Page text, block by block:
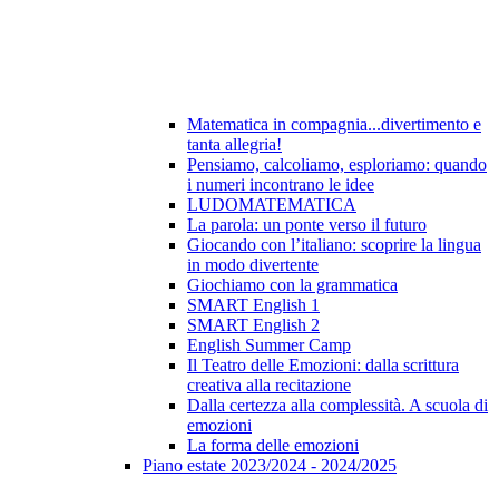
Matematica in compagnia...divertimento e
tanta allegria!
Pensiamo, calcoliamo, esploriamo: quando
i numeri incontrano le idee
LUDOMATEMATICA
La parola: un ponte verso il futuro
Giocando con l’italiano: scoprire la lingua
in modo divertente
Giochiamo con la grammatica
SMART English 1
SMART English 2
English Summer Camp
Il Teatro delle Emozioni: dalla scrittura
creativa alla recitazione
Dalla certezza alla complessità. A scuola di
emozioni
La forma delle emozioni
Piano estate 2023/2024 - 2024/2025